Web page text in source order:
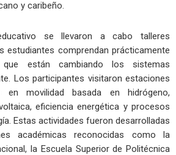
y caribeño.
se llevaron a cabo talleres
estudiantes comprendan prácticamente
que están cambiando los sistemas
Los participantes visitaron estaciones
en movilidad basada en hidrógeno,
eficiencia energética y procesos
Estas actividades fueron desarrolladas
académicas reconocidas como la
la Escuela Superior de Politécnica